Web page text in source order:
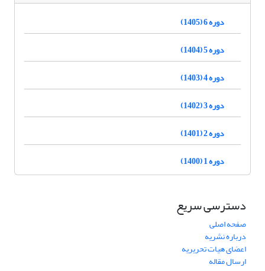
دوره 6 (1405)
دوره 5 (1404)
دوره 4 (1403)
دوره 3 (1402)
دوره 2 (1401)
دوره 1 (1400)
دسترسی سریع
صفحه اصلی
درباره نشریه
اعضای هیات تحریریه
ارسال مقاله